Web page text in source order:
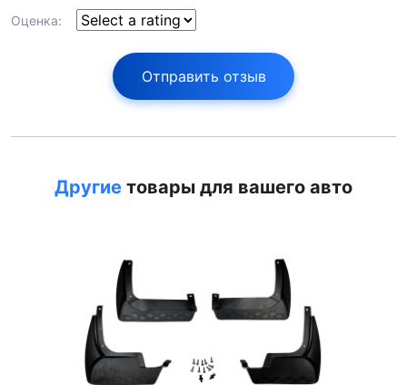
Оценка:
Отправить отзыв
Другие товары для вашего авто